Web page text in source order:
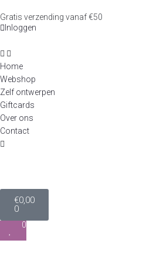
Gratis verzending vanaf €50
Inloggen
Home
Webshop
Zelf ontwerpen
Giftcards
Over ons
Contact
€0,00
0
0